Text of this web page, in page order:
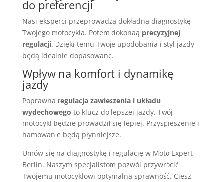
do preferencji
Nasi eksperci przeprowadzą dokładną diagnostykę
Twojego motocykla. Potem dokonaą precyzyjnej
regulacji. Dzięki temu Twoje upodobania i styl jazdy
będą idealnie dopasowane.
Wpływ na komfort i dynamikę
jazdy
Poprawna regulacja zawieszenia i układu
wydechowego to klucz do lepszej jazdy. Twój
motocykl będzie prowadził się lepiej. Przyspieszenie i
hamowanie będą płynniejsze.
Umów się na diagnostykę i regulację w Moto Expert
Berlin. Naszym specjalistom pozwól przywrócić
Twojemu motocyklowi optymalną sprawność. Ciesz